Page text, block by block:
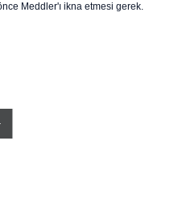
Meddler'ı ikna etmesi gerek.